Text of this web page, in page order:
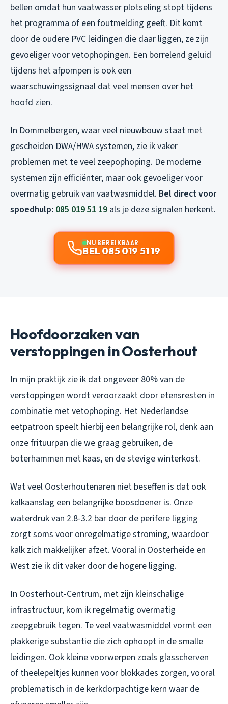
bellen omdat hun vaatwasser plotseling stopt tijdens
het programma of een foutmelding geeft. Dit komt
door de oudere PVC leidingen die daar liggen, ze zijn
gevoeliger voor vetophopingen. Een borrelend geluid
tijdens het afpompen is ook een
waarschuwingssignaal dat veel mensen over het
hoofd zien.
In Dommelbergen, waar veel nieuwbouw staat met
gescheiden DWA/HWA systemen, zie ik vaker
problemen met te veel zeepophoping. De moderne
systemen zijn efficiënter, maar ook gevoeliger voor
overmatig gebruik van vaatwasmiddel. Bel direct voor
spoedhulp: 085 019 51 19 als je deze signalen herkent.
NU BEREIKBAAR
BEL 085 019 51 19
Hoofdoorzaken van
verstoppingen in Oosterhout
In mijn praktijk zie ik dat ongeveer 80% van de
verstoppingen wordt veroorzaakt door etensresten in
combinatie met vetophoping. Het Nederlandse
eetpatroon speelt hierbij een belangrijke rol, denk aan
onze frituurpan die we graag gebruiken, de
boterhammen met kaas, en de stevige winterkost.
Wat veel Oosterhoutenaren niet beseffen is dat ook
kalkaanslag een belangrijke boosdoener is. Onze
waterdruk van 2.8-3.2 bar door de perifere ligging
zorgt soms voor onregelmatige stroming, waardoor
kalk zich makkelijker afzet. Vooral in Oosterheide en
West zie ik dit vaker door de hogere ligging.
In Oosterhout-Centrum, met zijn kleinschalige
infrastructuur, kom ik regelmatig overmatig
zeepgebruik tegen. Te veel vaatwasmiddel vormt een
plakkerige substantie die zich ophoopt in de smalle
leidingen. Ook kleine voorwerpen zoals glasscherven
of theelepeltjes kunnen voor blokkades zorgen, vooral
problematisch in de kerkdorpachtige kern waar de